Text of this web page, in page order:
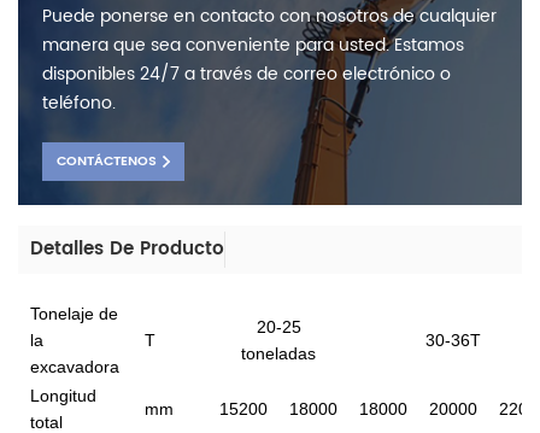
Puede ponerse en contacto con nosotros de cualquier
manera que sea conveniente para usted. Estamos
disponibles 24/7 a través de correo electrónico o
teléfono.
CONTÁCTENOS
Detalles De Producto
Tonelaje de
la
excavadora
T
20-25
toneladas
30-36T
Longitud
total
mm 15200 18000 18000 20000